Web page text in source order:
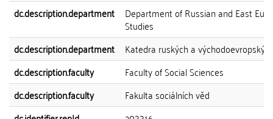
dc.description.department
Department of Russian and East
Studies
dc.description.department
Katedra ruských a
dc.description.faculty
Faculty of Social Sciences
dc.description.faculty
Fakulta sociálních věd